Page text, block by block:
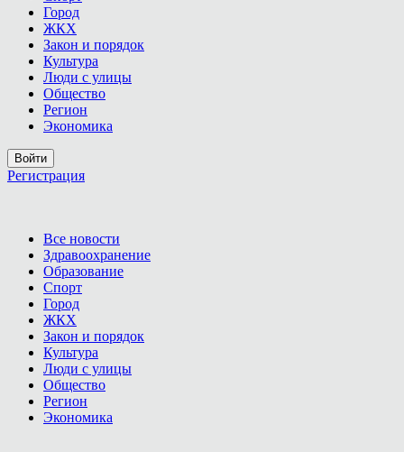
Город
ЖКХ
Закон и порядок
Культура
Люди с улицы
Общество
Регион
Экономика
Войти
Регистрация
Все новости
Здравоохранение
Образование
Спорт
Город
ЖКХ
Закон и порядок
Культура
Люди с улицы
Общество
Регион
Экономика